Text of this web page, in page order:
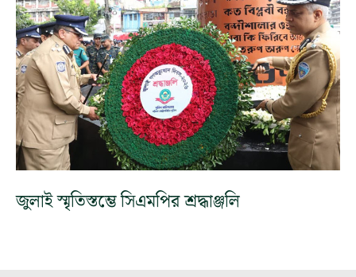
জুলাই স্মৃতিস্তম্ভে সিএমপির শ্রদ্ধাঞ্জলি